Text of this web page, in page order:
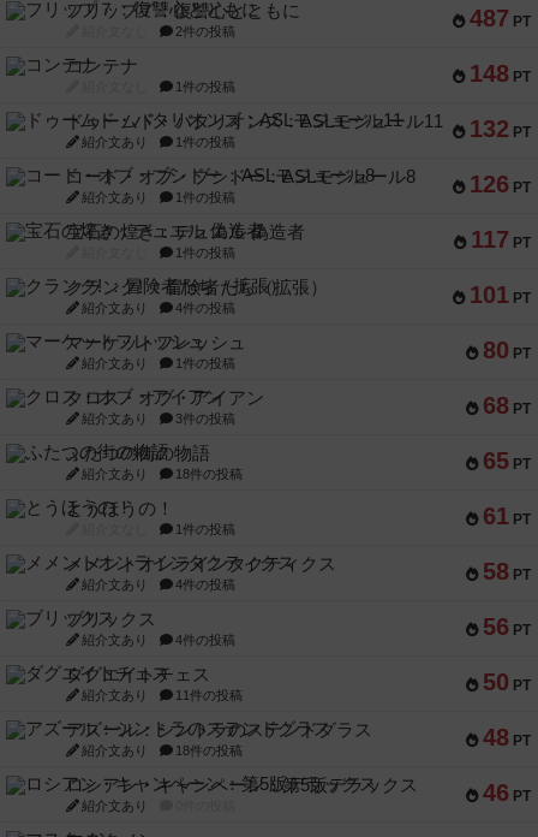
487 PT
フリップ７：復讐心とともに
2件の投稿
148 PT
コンテナ
1件の投稿
132 PT
ドゥームド・バタリオンズ：ASLモジュール11
紹介文あり 1件の投稿
126 PT
コード・オブ・ブシドー：ASLモジュール8
紹介文あり 1件の投稿
117 PT
宝石の煌き：デュエル 偽造者
1件の投稿
101 PT
クランク! ：冒険者たち（拡張）
紹介文あり 4件の投稿
80 PT
マーケットフレッシュ
紹介文あり 1件の投稿
68 PT
クロス・オブ・アイアン
紹介文あり 3件の投稿
65 PT
ふたつの街の物語
紹介文あり 18件の投稿
61 PT
とうほうの！
1件の投稿
58 PT
メメントオンラインタクティクス
紹介文あり 4件の投稿
56 PT
ブリックス
紹介文あり 4件の投稿
50 PT
ダグエイトチェス
紹介文あり 11件の投稿
48 PT
アズール：シントラのステンドグラス
紹介文あり 18件の投稿
46 PT
ロシアン・キャンペーン：第5版デラックス
紹介文あり